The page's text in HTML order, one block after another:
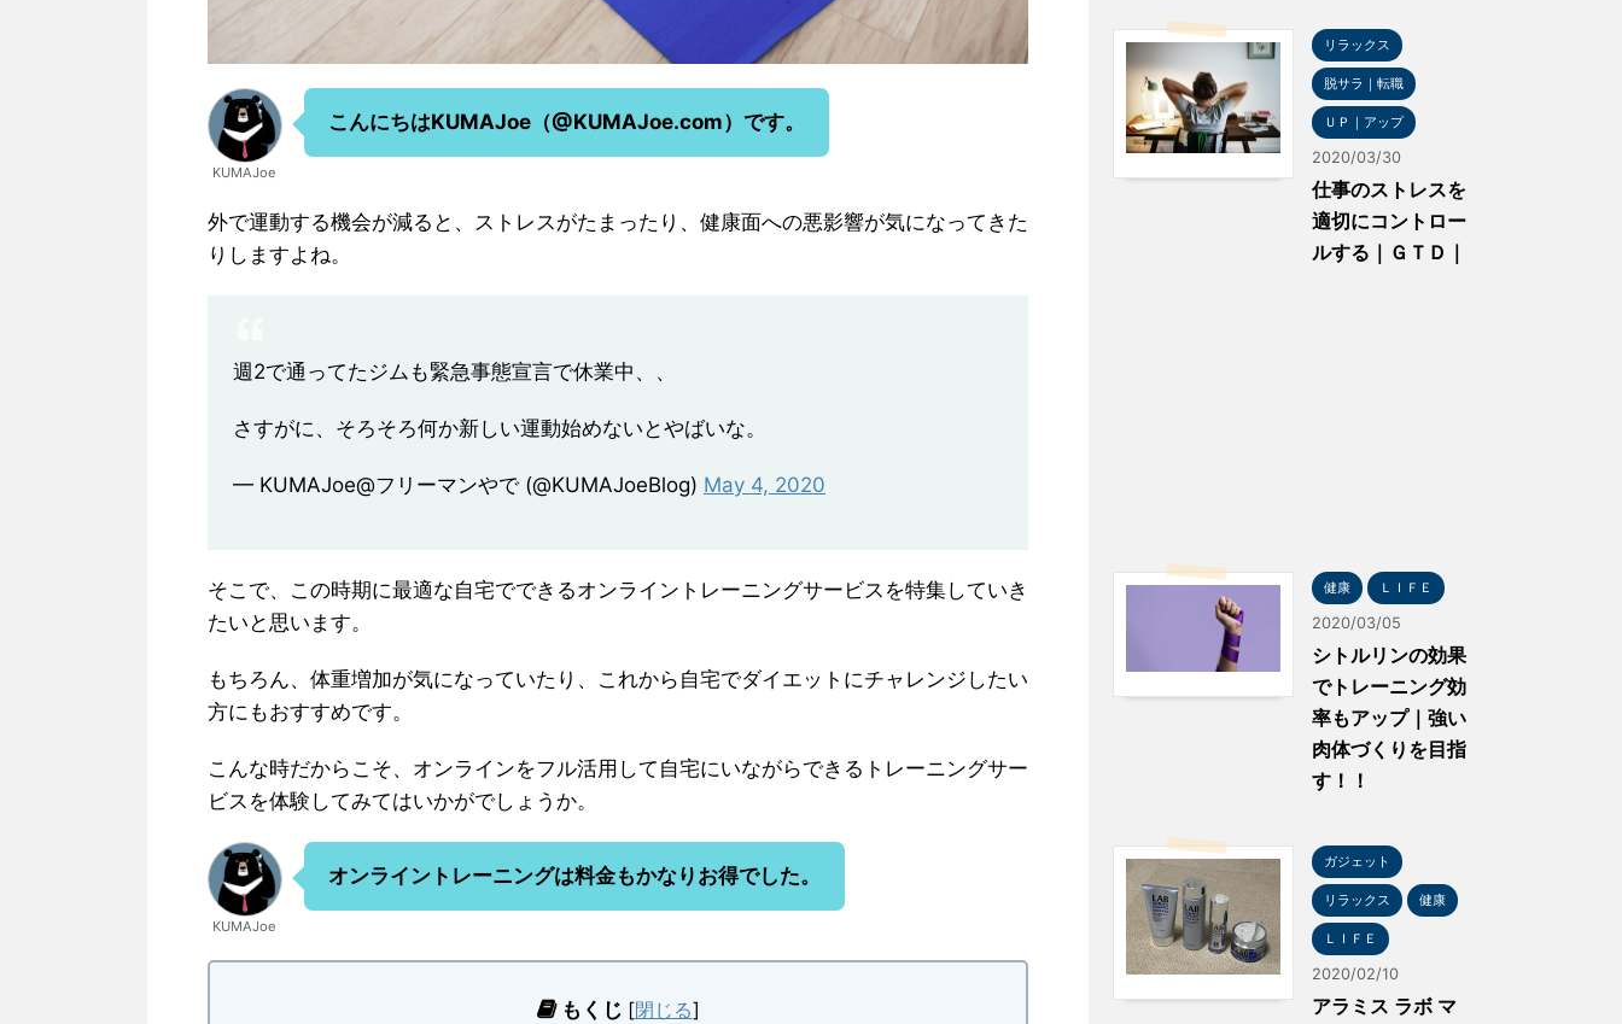
KUMAJoe
こんにちはKUMAJoe（@KUMAJoe.com）です。
外で運動する機会が減ると、ストレスがたまったり、健康面への悪影響が気になってきた
りしますよね。
週2で通ってたジムも緊急事態宣言で休業中、、
さすがに、そろそろ何か新しい運動始めないとやばいな。
— KUMAJoe@フリーマンやで (@KUMAJoeBlog) May 4, 2020
そこで、この時期に最適な自宅でできるオンライントレーニングサービスを特集していき
たいと思います。
もちろん、体重増加が気になっていたり、これから自宅でダイエットにチャレンジしたい
方にもおすすめです。
こんな時だからこそ、オンラインをフル活用して自宅にいながらできるトレーニングサー
ビスを体験してみてはいかがでしょうか。
KUMAJoe
オンライントレーニングは料金もかなりお得でした。
もくじ [閉じる]
リラックス
脱サラ｜転職
ＵＰ｜アップ
2020/03/30
仕事のストレスを
適切にコントロー
ルする｜ＧＴＤ｜
健康 ＬＩＦＥ
2020/03/05
シトルリンの効果
でトレーニング効
率もアップ｜強い
肉体づくりを目指
す！！
ガジェット
リラックス 健康
ＬＩＦＥ
2020/02/10
アラミス ラボ マ